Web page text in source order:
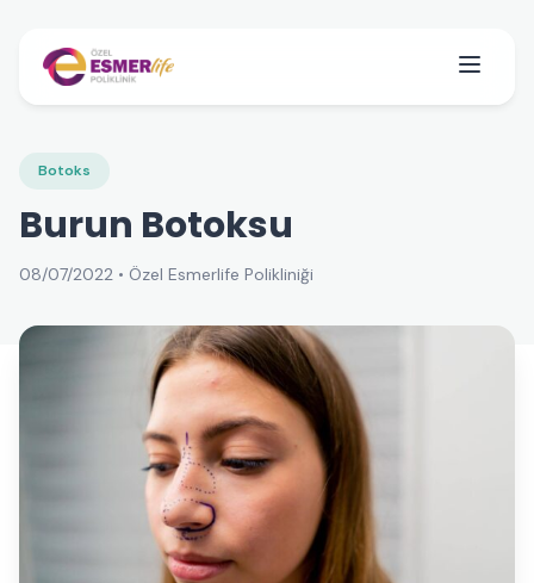
Botoks
Burun Botoksu
08/07/2022 • Özel Esmerlife Polikliniği